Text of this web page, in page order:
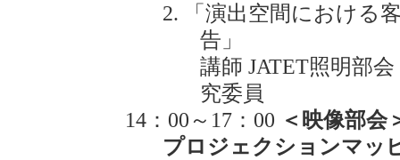
「演出空間における
告」
講師 JATET照明部
究委員
14：00～17：00 ＜映像部
プロジェクションマッ